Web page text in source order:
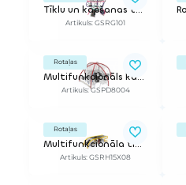
Tīklu un kāpšanas tornis
Artikuls: GSRG101
Rotaļas
Multifunkcionāls kāpšanas kupols
Artikuls: GSPD8004
Rotaļas
Multifunkcionāla tīklu sistēma
Artikuls: GSRH15X08